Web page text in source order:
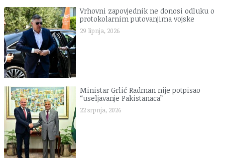
Vrhovni zapovjednik ne donosi odluku o
protokolarnim putovanjima vojske
29 lipnja, 2026
Ministar Grlić Radman nije potpisao
“useljavanje Pakistanaca”
22 srpnja, 2026